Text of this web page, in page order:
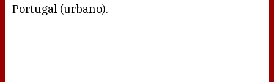
Portugal (urbano).